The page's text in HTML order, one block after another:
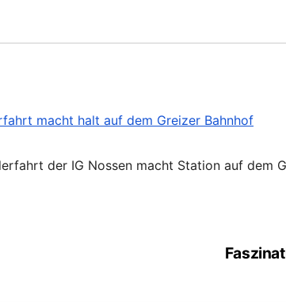
der IG Nossen macht Station auf dem